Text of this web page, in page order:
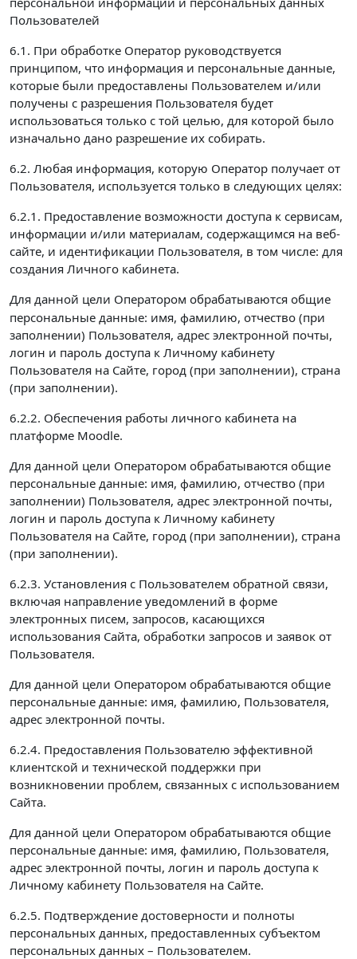
Пользователей
6.1. При обработке Оператор руководствуется
принципом, что информация и персональные данные,
которые были предоставлены Пользователем и/или
получены с разрешения Пользователя будет
использоваться только с той целью, для которой было
изначально дано разрешение их собирать.
6.2. Любая информация, которую Оператор получает от
Пользователя, используется только в следующих целях:
6.2.1. Предоставление возможности доступа к сервисам,
информации и/или материалам, содержащимся на веб-
сайте, и идентификации Пользователя, в том числе: для
создания Личного кабинета.
Для данной цели Оператором обрабатываются общие
персональные данные: имя, фамилию, отчество (при
заполнении) Пользователя, адрес электронной почты,
логин и пароль доступа к Личному кабинету
Пользователя на Сайте, город (при заполнении), страна
(при заполнении).
6.2.2. Обеспечения работы личного кабинета на
платформе Moodle.
Для данной цели Оператором обрабатываются общие
персональные данные: имя, фамилию, отчество (при
заполнении) Пользователя, адрес электронной почты,
логин и пароль доступа к Личному кабинету
Пользователя на Сайте, город (при заполнении), страна
(при заполнении).
6.2.3. Установления с Пользователем обратной связи,
включая направление уведомлений в форме
электронных писем, запросов, касающихся
использования Сайта, обработки запросов и заявок от
Пользователя.
Для данной цели Оператором обрабатываются общие
персональные данные: имя, фамилию, Пользователя,
адрес электронной почты.
6.2.4. Предоставления Пользователю эффективной
клиентской и технической поддержки при
возникновении проблем, связанных с использованием
Сайта.
Для данной цели Оператором обрабатываются общие
персональные данные: имя, фамилию, Пользователя,
адрес электронной почты, логин и пароль доступа к
Личному кабинету Пользователя на Сайте.
6.2.5. Подтверждение достоверности и полноты
персональных данных, предоставленных субъектом
персональных данных – Пользователем.